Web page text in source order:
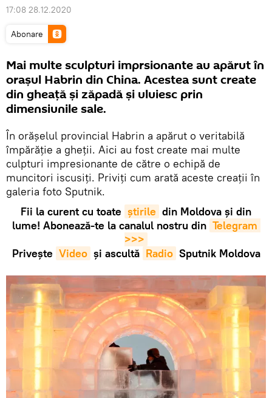
17:08 28.12.2020
Abonare
Mai multe sculpturi imprsionante au apărut în
orașul Habrin din China. Acestea sunt create
din gheață și zăpadă și uluiesc prin
dimensiunile sale.
În orășelul provincial Habrin a apărut o veritabilă
împărăție a gheții. Aici au fost create mai multe
culpturi impresionante de către o echipă de
muncitori iscusiți. Priviți cum arată aceste creații în
galeria foto Sputnik.
Fii la curent cu toate știrile din Moldova și din
lume! Abonează-te la canalul nostru din Telegram
>>>
Privește Video și ascultă Radio Sputnik Moldova